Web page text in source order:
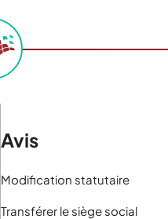
Avis
Modification statutaire
Transférer le siège social